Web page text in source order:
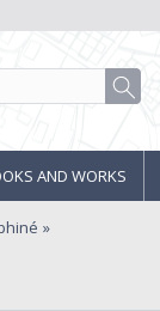
AND WORKS